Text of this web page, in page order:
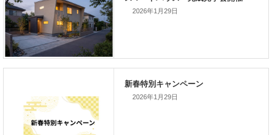
新着のイベント情報
家づくり完成見学会を完全予約制
て開催します！！無事終了いたし
した。
2026年1月29日
2026年1月29日